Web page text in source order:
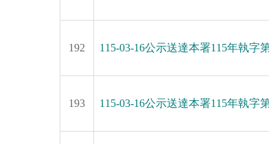
192 115-03-16公示送達本署115年執
193 115-03-16公示送達本署115年執